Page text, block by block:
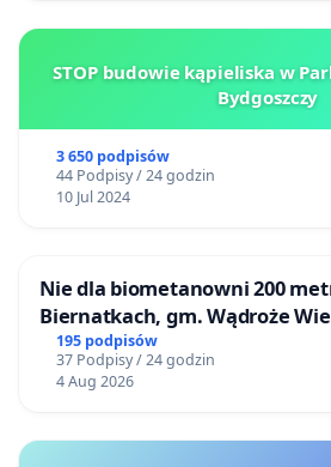
STOP budowie kąpieliska w
Bydgoszczy
3 650 podpisów
44 Podpisy / 24 godzin
10 Jul 2024
Nie dla biometanowni 200
Biernatkach, gm. Wądroże
195 podpisów
37 Podpisy / 24 godzin
4 Aug 2026